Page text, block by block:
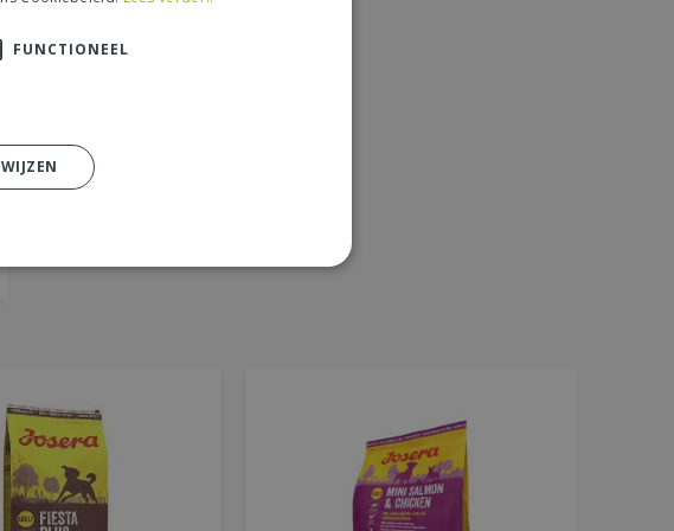
FUNCTIONEEL